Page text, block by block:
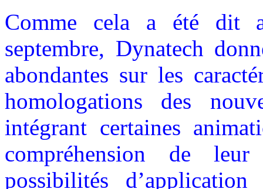
Comme cela a été dit
septembre, Dynatech
abondantes sur les
homologations des
intégrant certaines
compréhension de
possibilités